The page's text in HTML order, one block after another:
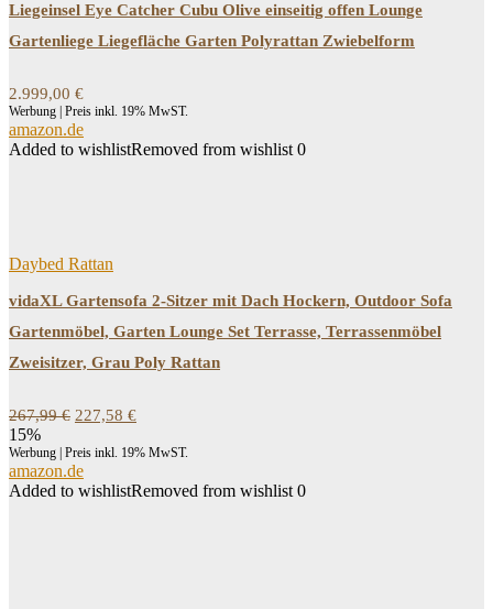
Liegeinsel Eye Catcher Cubu Olive einseitig offen Lounge
Gartenliege Liegefläche Garten Polyrattan Zwiebelform
2.999,00 €
Werbung | Preis inkl. 19% MwST.
amazon.de
Added to wishlistRemoved from wishlist 0
Daybed Rattan
vidaXL Gartensofa 2-Sitzer mit Dach Hockern, Outdoor Sofa
Gartenmöbel, Garten Lounge Set Terrasse, Terrassenmöbel
Zweisitzer, Grau Poly Rattan
267,99€ Ursprünglicher
war:
267,99 €
227,58 €
ist:
15%
Werbung | Preis inkl. 19% MwST.
amazon.de
Added to wishlistRemoved from wishlist 0